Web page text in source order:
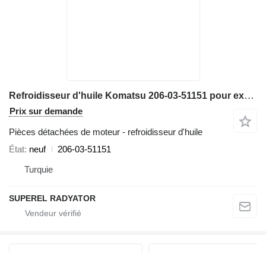
Refroidisseur d'huile Komatsu 206-03-51151 pour excavateur Komatsu PC220-5, PC220LC-5
Prix sur demande
Pièces détachées de moteur - refroidisseur d'huile
État neuf
206-03-51151
Turquie
SUPEREL RADYATOR